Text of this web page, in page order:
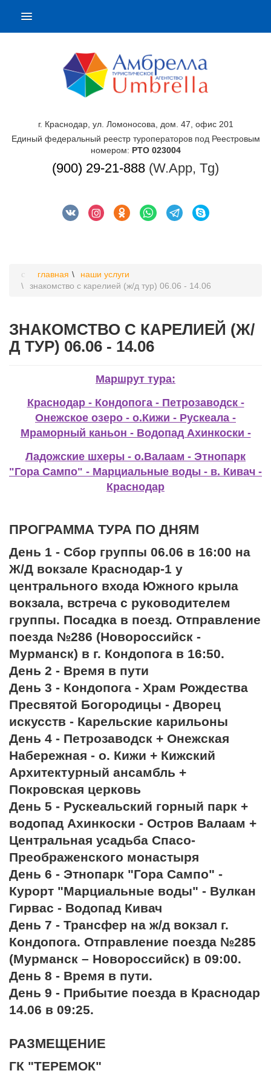
г. Краснодар, ул. Ломоносова, дом. 47, офис 201
Единый федеральный реестр туроператоров под Реестровым
номером: РТО 023004
(900) 29-21-888 (W.App, Tg)
главная
наши услуги
знакомство с карелией (ж/д тур) 06.06 - 14.06
ЗНАКОМСТВО С КАРЕЛИЕЙ (Ж/
Д ТУР) 06.06 - 14.06
Маршрут тура:
Краснодар - Кондопога - Петрозаводск -
Онежское озеро - о.Кижи - Рускеала -
Мраморный каньон - Водопад Ахинкоски -
Ладожские шхеры - о.Валаам - Этнопарк
"Гора Сампо" - Марциальные воды - в. Кивач -
Краснодар
ПРОГРАММА ТУРА ПО ДНЯМ
День 1 - Сбор группы 06.06 в 16:00 на
Ж/Д вокзале Краснодар-1 у
центрального входа Южного крыла
вокзала, встреча с руководителем
группы. Посадка в поезд. Отправление
поезда №286 (Новороссийск -
Мурманск) в г. Кондопога в 16:50.
День 2 - Время в пути
День 3 - Кондопога - Храм Рождества
Пресвятой Богородицы - Дворец
искусств - Карельские карильоны
День 4 - Петрозаводск + Онежская
Набережная - о. Кижи + Кижский
Архитектурный ансамбль +
Покровская церковь
День 5 - Рускеальский горный парк +
водопад Ахинкоски - Остров Валаам +
Центральная усадьба Спасо-
Преображенского монастыря
День 6 - Этнопарк "Гора Сампо" -
Курорт "Марциальные воды" - Вулкан
Гирвас - Водопад Кивач
День 7 - Трансфер на ж/д вокзал г.
Кондопога. Отправление поезда №285
(Мурманск – Новороссийск) в 09:00.
День 8 - Время в пути.
День 9 - Прибытие поезда в Краснодар
14.06 в 09:25.
РАЗМЕЩЕНИЕ
ГК "ТЕРЕМОК"